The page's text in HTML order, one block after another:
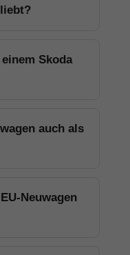
Skoda
auch als
Neuwagen